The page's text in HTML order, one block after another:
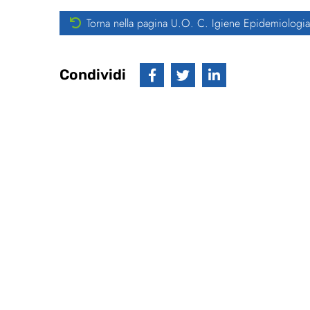
Torna nella pagina U.O. C. Igiene
Condividi